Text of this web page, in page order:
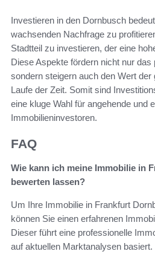
Investieren in den Dornbusch
wachsenden Nachfrage zu
Stadtteil zu investieren, der eine
Diese Aspekte fördern nicht nur das
sondern steigern auch den Wert der
Laufe der Zeit. Somit sind
eine kluge Wahl für angehende und
Immobilieninvestoren.
FAQ
Wie kann ich meine Immobilie in
bewerten lassen?
Um Ihre Immobilie in Frankfurt
können Sie einen erfahrenen
Dieser führt eine professionelle
auf aktuellen Marktanalysen basiert.